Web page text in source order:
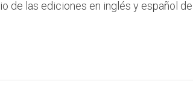
de las ediciones en inglés y español de